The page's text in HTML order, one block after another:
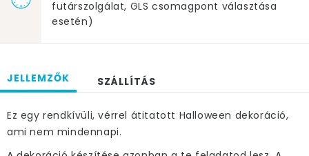
futárszolgálat, GLS csomagpont választása
esetén)
JELLEMZŐK SZÁLLÍTÁS
Ez egy rendkívüli, vérrel átitatott Halloween dekoráció,
ami nem mindennapi.